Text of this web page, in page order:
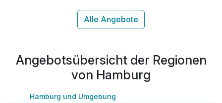
inkl. Kultur-und Tourismusabgabe
Angebotsübersicht der Regionen
von Hamburg
Hamburg und Umgebung